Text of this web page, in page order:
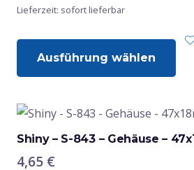
Lieferzeit: sofort lieferbar
Ausführung wählen
Shiny – S-843 – Gehäuse –
4,65 €